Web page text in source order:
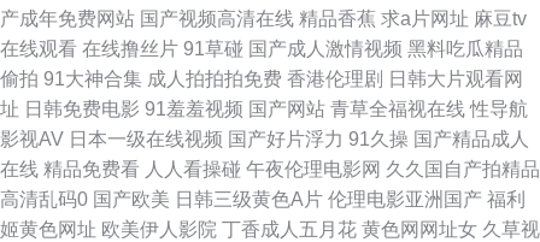
撸日韩 欧美激情A级片 午夜91视频 91网站看片 东京热AV情趣 九一亚洲网站
日本大片中文字幕 韩国福利电影院 午夜色色片 国产91在线不卡 欧美ⅴA在线
观看 天天操天天添 91熟妇视频在线 九一传媒网站 五月天精品导航 91夜射猫
东京热天堂网 久久av资源 超碰人妻在线 久草性生活片 日韩免费观看一级 宅
产成年免费网站 国产视频高清在线 精品香蕉 求a片网址 麻豆tv
在线观看 在线撸丝片 91草碰 国产成人激情视频 黑料吃瓜精品
偷拍 91大神合集 成人拍拍拍免费 香港伦理剧 日韩大片观看网
址 日韩免费电影 91羞羞视频 国产网站 青草全福视在线 性导航
影视AV 日本一级在线视频 国产好片浮力 91久操 国产精品成人
在线 精品免费看 人人看操碰 午夜伦理电影网 久久国自产拍精品
高清乱码0 国产欧美 日韩三级黄色A片 伦理电影亚洲国产 福利
姬黄色网址 欧美伊人影院 丁香成人五月花 黄色网网址女 久草视